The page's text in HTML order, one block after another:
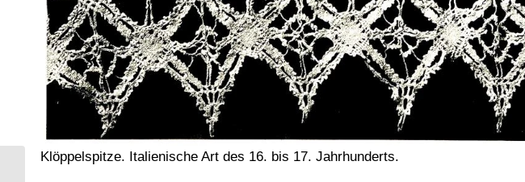
Klöppelspitze. Italienische Art des 16. bis 17. Jahrhunderts.